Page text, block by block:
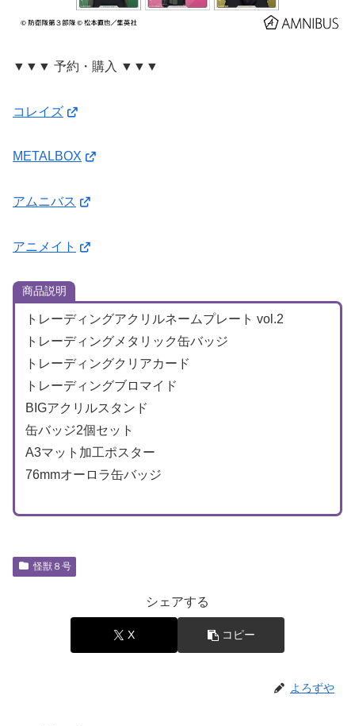
▼▼▼ 予約・購入 ▼▼▼
コレイズ
METALBOX
アムニバス
アニメイト
商品説明
トレーディングアクリルネームプレート vol.2
トレーディングメタリック缶バッジ
トレーディングクリアカード
トレーディングブロマイド
BIGアクリルスタンド
缶バッジ2個セット
A3マット加工ポスター
76mmオーロラ缶バッジ
怪獣８号
シェアする
X コピー
よろずや